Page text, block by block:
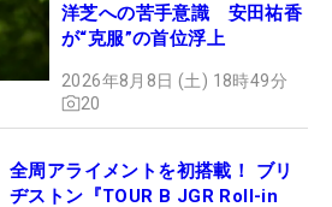
洋芝への苦手意識 安田祐香
が“克服”の首位浮上
2026年8月8日 (土) 18時49分
20
全周アライメントを初搭載！ ブリ
ヂストン『TOUR B JGR Roll-in